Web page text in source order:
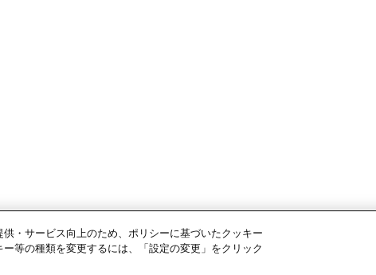
・サービス向上のため、ポリシーに基づいたクッキー
等の種類を変更するには、「設定の変更」をクリック